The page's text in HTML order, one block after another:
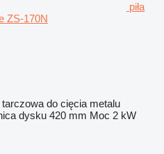
piła
ZS-170N
do cięcia metalu
dysku 420 mm Moc 2 kW